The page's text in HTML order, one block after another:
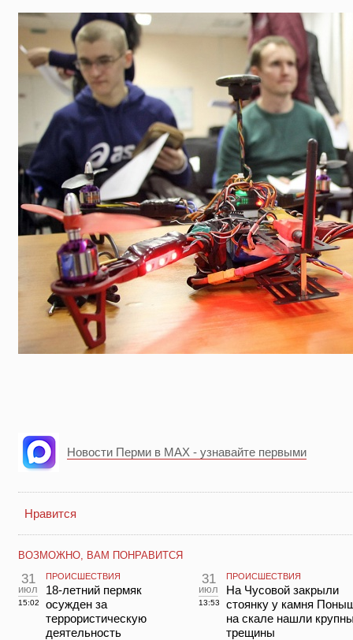
Новости Перми в MAX - узнавайте первыми
Нравится
ВОЗМОЖНО, ВАМ ПОНРАВИТСЯ
31
июл
15:02
ПРОИСШЕСТВИЯ
18-летний пермяк
осужден за
террористическую
деятельность
31
июл
13:53
ПРОИСШЕСТВИЯ
На Чусовой закрыли
стоянку у камня
на скале нашли
трещины